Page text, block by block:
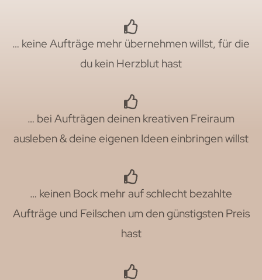
… keine Aufträge mehr übernehmen willst, für die
du kein Herzblut hast
… bei Aufträgen deinen kreativen Freiraum
ausleben & deine eigenen Ideen einbringen willst
… keinen Bock mehr auf schlecht bezahlte
Aufträge und Feilschen um den günstigsten Preis
hast